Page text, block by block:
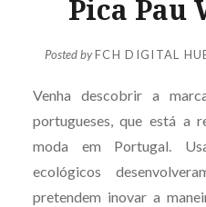
Pica Pau
Posted byFCH DIGITAL
Venha descobrir a
portugueses, que está a
moda em Portugal.
ecológicos
pretendem inovar a